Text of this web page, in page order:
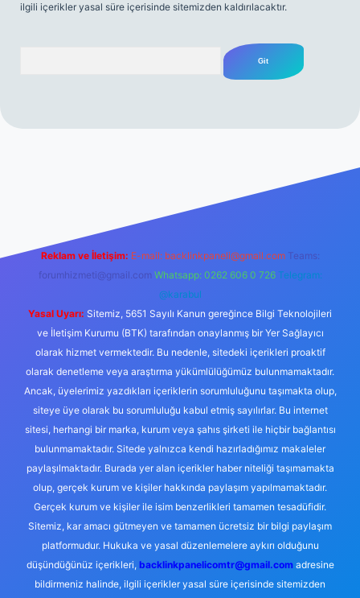
ilgili içerikler yasal süre içerisinde sitemizden kaldırılacaktır.
Reklam ve İletişim: E-mail: backlinkpaneli@gmail.com Teams:
forumhizmeti@gmail.com Whatsapp: 0262 606 0 726 Telegram:
@karabul
Yasal Uyarı: Sitemiz, 5651 Sayılı Kanun gereğince Bilgi Teknolojileri
ve İletişim Kurumu (BTK) tarafından onaylanmış bir Yer Sağlayıcı
olarak hizmet vermektedir. Bu nedenle, sitedeki içerikleri proaktif
olarak denetleme veya araştırma yükümlülüğümüz bulunmamaktadır.
Ancak, üyelerimiz yazdıkları içeriklerin sorumluluğunu taşımakta olup,
siteye üye olarak bu sorumluluğu kabul etmiş sayılırlar. Bu internet
sitesi, herhangi bir marka, kurum veya şahıs şirketi ile hiçbir bağlantısı
bulunmamaktadır. Sitede yalnızca kendi hazırladığımız makaleler
paylaşılmaktadır. Burada yer alan içerikler haber niteliği taşımamakta
olup, gerçek kurum ve kişiler hakkında paylaşım yapılmamaktadır.
Gerçek kurum ve kişiler ile isim benzerlikleri tamamen tesadüfidir.
Sitemiz, kar amacı gütmeyen ve tamamen ücretsiz bir bilgi paylaşım
platformudur. Hukuka ve yasal düzenlemelere aykırı olduğunu
düşündüğünüz içerikleri, backlinkpanelicomtr@gmail.comadresine
bildirmeniz halinde, ilgili içerikler yasal süre içerisinde sitemizden